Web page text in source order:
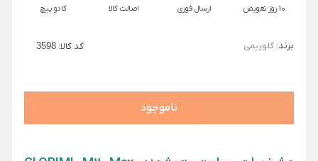
10 روز تعویض ارسال فوری اصالت کالا کادو پیچ
برند: گلوریمی کد کالا:3598
ناموجود